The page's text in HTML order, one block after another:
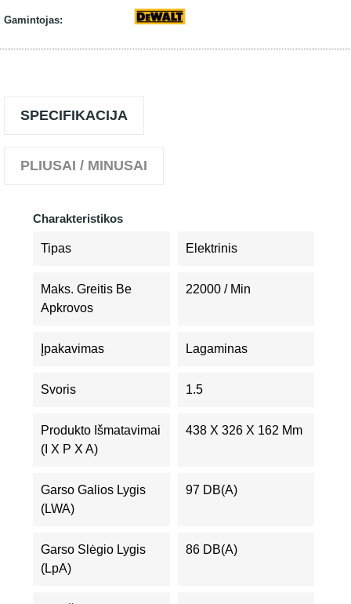
Gamintojas:
SPECIFIKACIJA
PLIUSAI / MINUSAI
Charakteristikos
Tipas Elektrinis
Maks. Greitis Be
Apkrovos
22000 / Min
Įpakavimas Lagaminas
Svoris 1.5
Produkto Išmatavimai
(I X P X A)
438 X 326 X 162 Mm
Garso Galios Lygis
(LWA)
97 DB(A)
Garso Slėgio Lygis
(LpA)
86 DB(A)